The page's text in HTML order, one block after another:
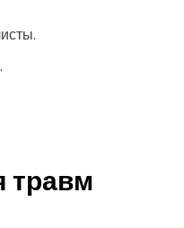
травм